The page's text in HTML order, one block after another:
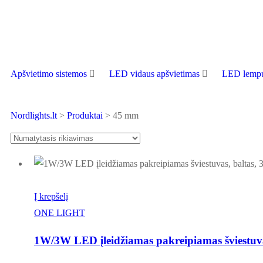
Apšvietimo sistemos LED vidaus apšvietimas LED
Nordlights.lt > Produktai > 45 mm
Į krepšelį
ONE LIGHT
1W/3W LED įleidžiamas pakreipiamas